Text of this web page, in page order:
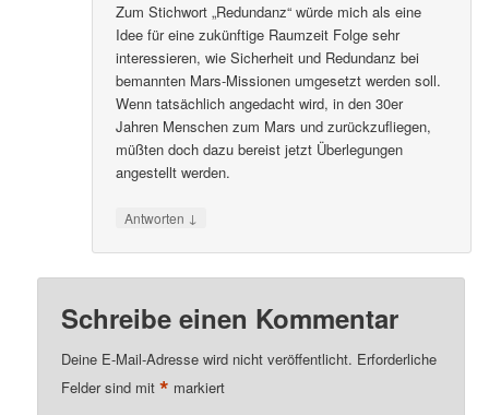
Zum Stichwort „Redundanz“ würde mich als eine
Idee für eine zukünftige Raumzeit Folge sehr
interessieren, wie Sicherheit und Redundanz bei
bemannten Mars-Missionen umgesetzt werden soll.
Wenn tatsächlich angedacht wird, in den 30er
Jahren Menschen zum Mars und zurückzufliegen,
müßten doch dazu bereist jetzt Überlegungen
angestellt werden.
Antworten ↓
Schreibe einen Kommentar
Deine E-Mail-Adresse wird nicht veröffentlicht. Erforderliche
Felder sind mit* markiert